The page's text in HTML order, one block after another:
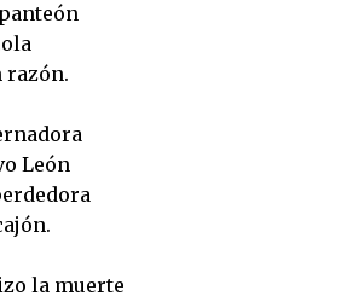
razón.
León
la muerte